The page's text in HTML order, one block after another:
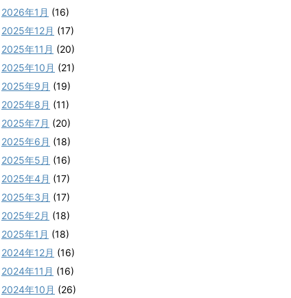
2026年1月 (16)
2025年12月 (17)
2025年11月 (20)
2025年10月 (21)
2025年9月 (19)
2025年8月 (11)
2025年7月 (20)
2025年6月 (18)
2025年5月 (16)
2025年4月 (17)
2025年3月 (17)
2025年2月 (18)
2025年1月 (18)
2024年12月 (16)
2024年11月 (16)
2024年10月 (26)